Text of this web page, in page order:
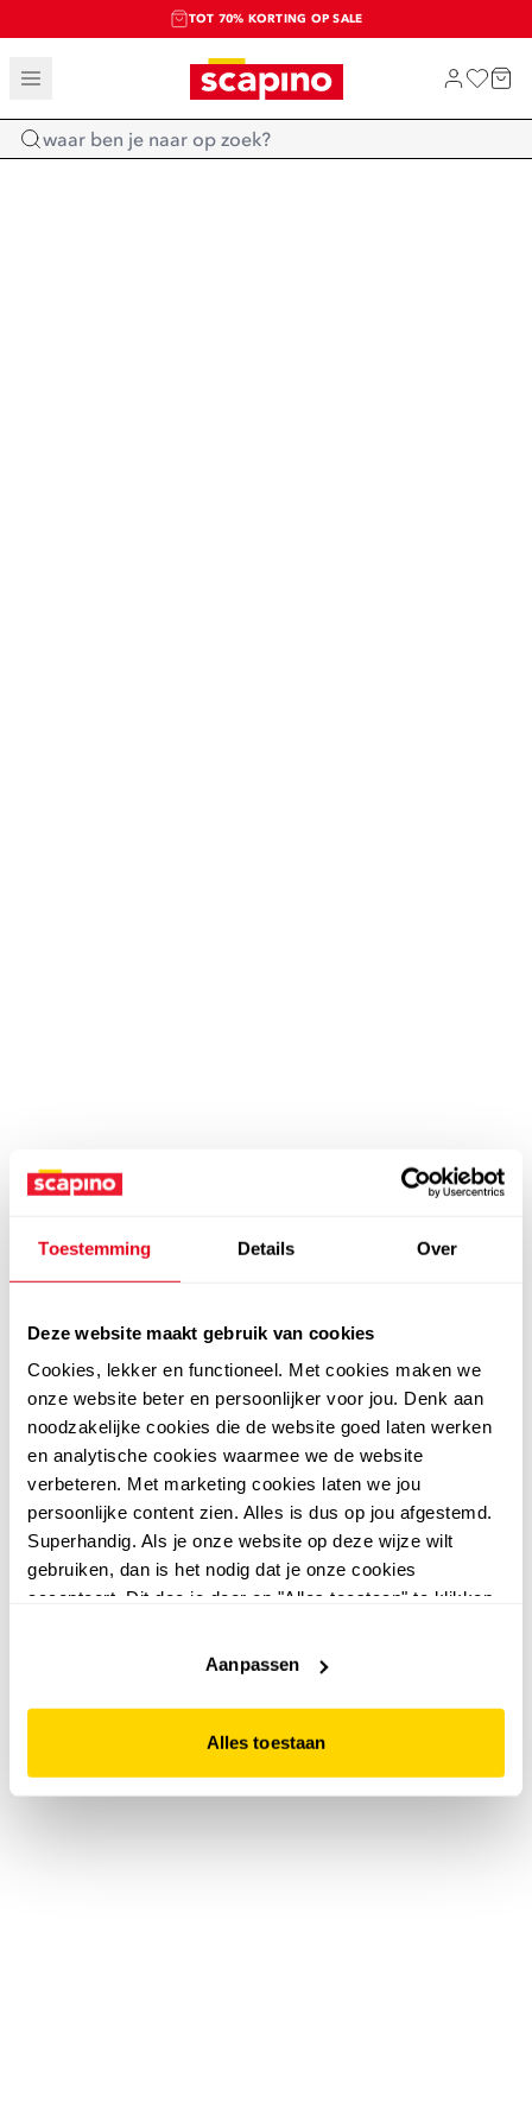
Toestemming Details Over
Deze website maakt gebruik van cookies
Cookies, lekker en functioneel. Met cookies maken we
onze website beter en persoonlijker voor jou. Denk aan
noodzakelijke cookies die de website goed laten werken
en analytische cookies waarmee we de website
verbeteren. Met marketing cookies laten we jou
persoonlijke content zien. Alles is dus op jou afgestemd.
Superhandig. Als je onze website op deze wijze wilt
gebruiken, dan is het nodig dat je onze cookies
accepteert. Dit doe je door op "Alles toestaan" te klikken.
website niet optimaal functioneert.
Aanpassen
Alles toestaan
TOT 70% KORTING OP SALE
SALE: LAATSTE KANS!
SHOP NIEUW
Home